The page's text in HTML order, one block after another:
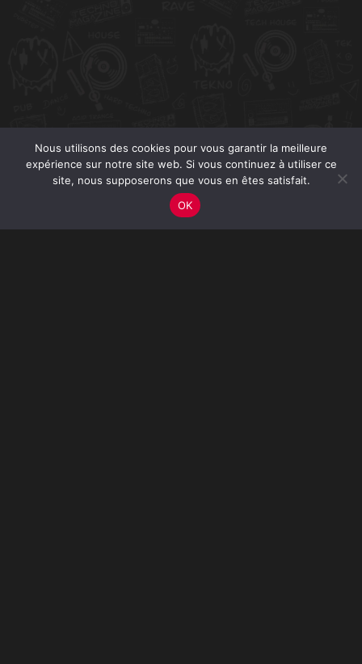
Nous utilisons des cookies pour vous garantir la meilleure
expérience sur notre site web. Si vous continuez à utiliser ce
site, nous supposerons que vous en êtes satisfait.
OK